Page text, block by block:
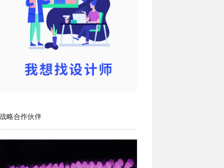
略合作伙伴